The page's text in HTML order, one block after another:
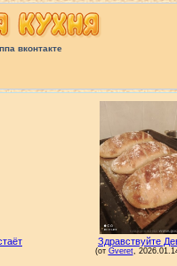
вконтакте